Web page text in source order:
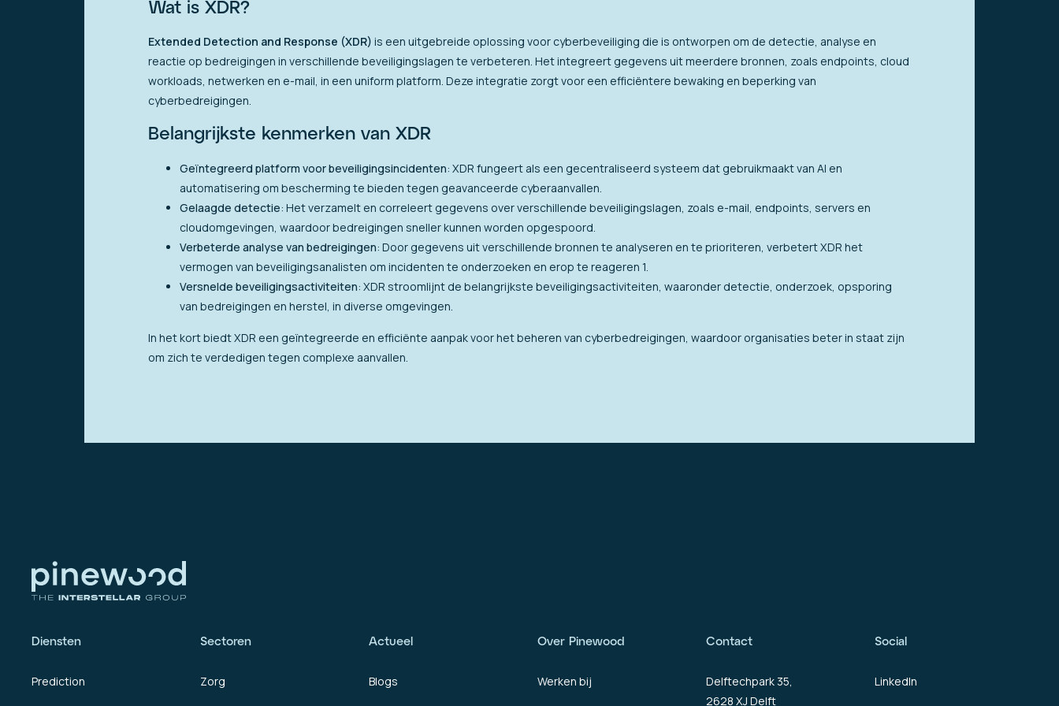
Wat is XDR?
Extended Detection and Response (XDR) is een uitgebreide oplossing voor cyberbeveiliging die is ontworpen om de detectie, analyse en
reactie op bedreigingen in verschillende beveiligingslagen te verbeteren. Het integreert gegevens uit meerdere bronnen, zoals endpoints, cloud
workloads, netwerken en e-mail, in een uniform platform. Deze integratie zorgt voor een efficiëntere bewaking en beperking van
cyberbedreigingen.
Belangrijkste kenmerken van XDR
Geïntegreerd platform voor beveiligingsincidenten: XDR fungeert als een gecentraliseerd systeem dat gebruikmaakt van AI en
automatisering om bescherming te bieden tegen geavanceerde cyberaanvallen.
Gelaagde detectie: Het verzamelt en correleert gegevens over verschillende beveiligingslagen, zoals e-mail, endpoints, servers en
cloudomgevingen, waardoor bedreigingen sneller kunnen worden opgespoord.
Verbeterde analyse van bedreigingen: Door gegevens uit verschillende bronnen te analyseren en te prioriteren, verbetert XDR het
vermogen van beveiligingsanalisten om incidenten te onderzoeken en erop te reageren 1.
Versnelde beveiligingsactiviteiten: XDR stroomlijnt de belangrijkste beveiligingsactiviteiten, waaronder detectie, onderzoek, opsporing
van bedreigingen en herstel, in diverse omgevingen.
In het kort biedt XDR een geïntegreerde en efficiënte aanpak voor het beheren van cyberbedreigingen, waardoor organisaties beter in staat zijn
om zich te verdedigen tegen complexe aanvallen.
Diensten
Prediction
Sectoren
Zorg
Actueel
Blogs
Over Pinewood
Werken bij
Contact
Delftechpark 35,
2628 XJ Delft
Social
LinkedIn